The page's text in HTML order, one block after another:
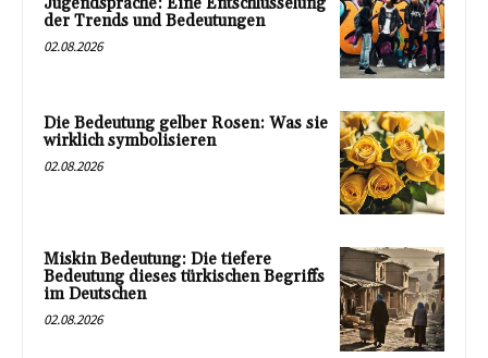
der Trends und Bedeutungen
02.08.2026
Die Bedeutung gelber Rosen: Was sie
wirklich symbolisieren
02.08.2026
Miskin Bedeutung: Die tiefere
Bedeutung dieses türkischen Begriffs
im Deutschen
02.08.2026